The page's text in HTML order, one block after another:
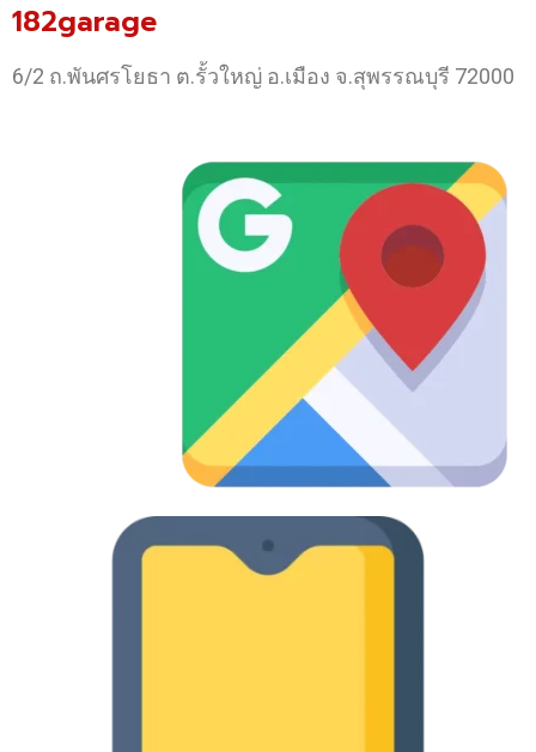
182garage
6/2 ถ.พันศรโยธา ต.รั้วใหญ่ อ.เมือง จ.สุพรรณบุรี 72000